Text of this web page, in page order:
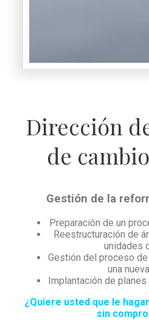
Dirección
de
Gestión de la
Preparación de un
Reestructuración de
unidades
Gestión del proceso
una
Implantación de
¿Quiere usted que le
sin